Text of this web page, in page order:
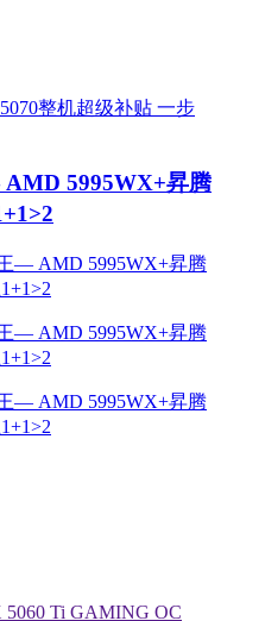
5995WX+昇腾